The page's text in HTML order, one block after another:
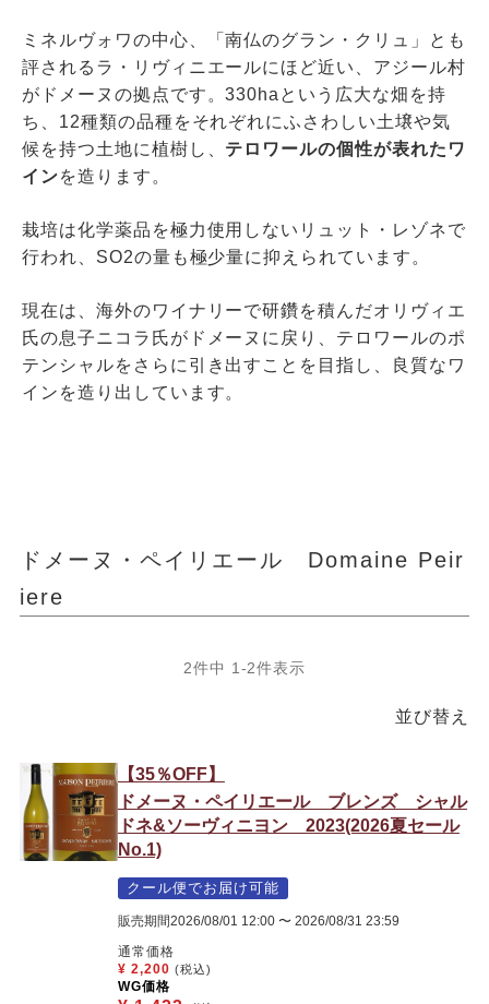
ミネルヴォワの中心、「南仏のグラン・クリュ」とも
評されるラ・リヴィニエールにほど近い、アジール村
がドメーヌの拠点です。330haという広大な畑を持
ち、12種類の品種をそれぞれにふさわしい土壌や気
候を持つ土地に植樹し、 テロワールの個性が表れたワ
インを造ります。
栽培は化学薬品を極力使用しないリュット・レゾネで
行われ、SO2の量も極少量に抑えられています。
現在は、海外のワイナリーで研鑽を積んだオリヴィエ
氏の息子ニコラ氏がドメーヌに戻り、テロワールのポ
テンシャルをさらに引き出すことを目指し、良質なワ
インを造り出しています。
ドメーヌ・ペイリエール Domaine Peir
iere
並び替え
2件中 1 -2件表示
【35％OFF】
ドメーヌ・ペイリエール ブレンズ シャル
ドネ&ソーヴィニヨン 2023(2026夏セール
No.1)
クール便でお届け可能
販売期間2026/08/01 12:00 〜 2026/08/31 23:59
通常価格
¥ 2,200 (税込)
WG価格